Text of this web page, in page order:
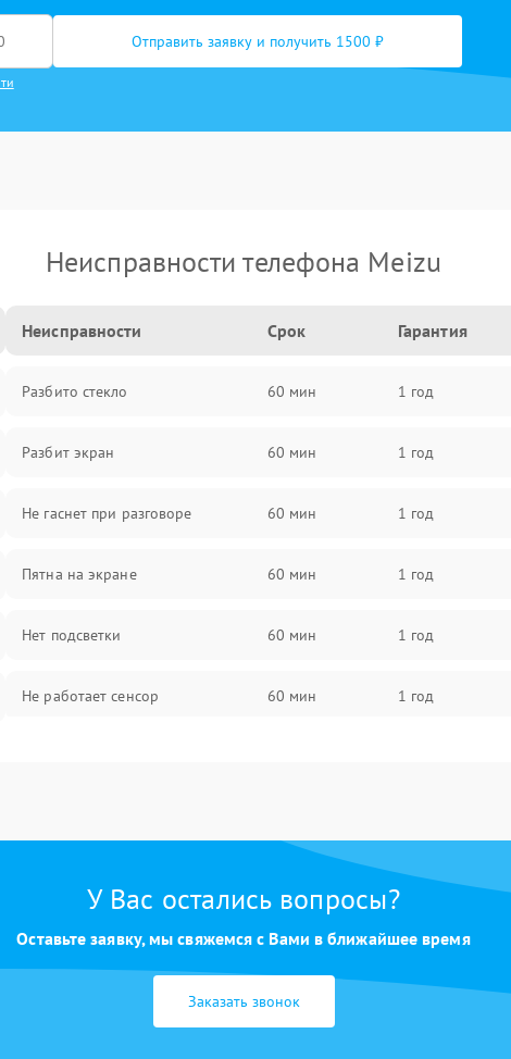
Отправить заявку и получить 1500 ₽
Неисправности телефона Meizu
Неисправности Срок Гарантия
Разбито стекло 60 мин 1 год
Разбит экран 60 мин 1 год
Не гаснет при разговоре 60 мин 1 год
Пятна на экране 60 мин 1 год
Нет подсветки 60 мин 1 год
Не работает сенсор 60 мин 1 год
1 год
У Вас остались вопросы?
Оставьте заявку, мы свяжемся с Вами в ближайшее время
Заказать звонок